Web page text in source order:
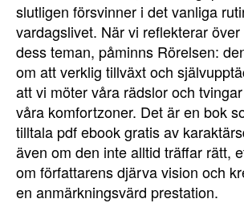
slutligen försvinner i det vanliga
vardagslivet. När vi reflekterar
dess teman, påminns Rörelsen:
om att verklig tillväxt och
att vi möter våra rädslor och
våra komfortzoner. Det är en bok
tilltala pdf ebook gratis av
även om den inte alltid träffar rätt,
om författarens djärva vision och
en anmärkningsvärd prestation.